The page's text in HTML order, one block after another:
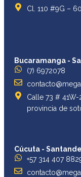
Cl. 110 #9G –
Bucaramanga -
(7) 6972078
Calle 73 #
provincia de soto
Cúcuta -
+57 314 407